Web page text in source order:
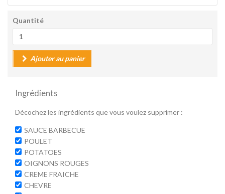
Quantité
Ajouter au panier
Ingrédients
Décochez les ingrédients que vous voulez supprimer :
SAUCE BARBECUE
POULET
POTATOES
OIGNONS ROUGES
CREME FRAICHE
CHEVRE